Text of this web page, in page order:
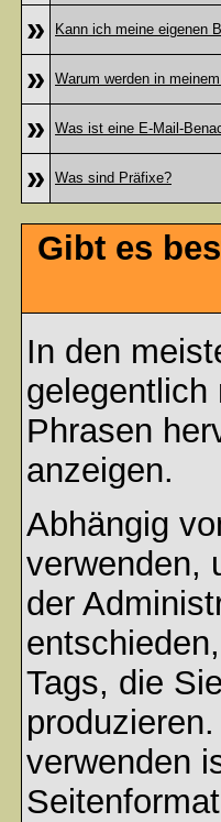
» Kann ich meine eigenen
» Warum werden in
» Was ist eine E-Mail-
» Was sind Präfixe?
Gibt es
In den
gelegentlich
Phrasen
anzeigen.
Abhängig
verwenden,
der
Tags, die
verwenden